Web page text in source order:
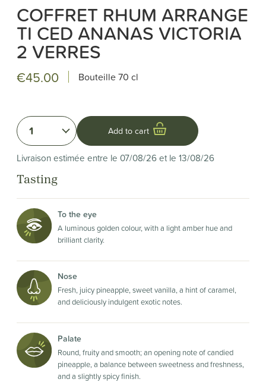
COFFRET RHUM ARRANGE
TI CED ANANAS VICTORIA
2 VERRES
€45.00 Bouteille70 cl
1 Add to cart
Livraison estimée entre le 07/08/26 et le 13/08/26
Tasting
To the eye
A luminous golden colour, with a light amber hue and
brilliant clarity.
Nose
Fresh, juicy pineapple, sweet vanilla, a hint of caramel,
and deliciously indulgent exotic notes.
Palate
Round, fruity and smooth; an opening note of candied
pineapple, a balance between sweetness and freshness,
and a slightly spicy finish.